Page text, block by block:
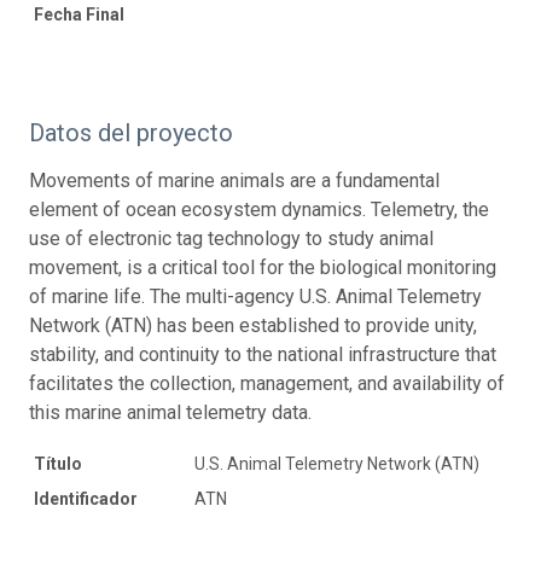
Fecha Final
Datos del proyecto
Movements of marine animals are a fundamental
element of ocean ecosystem dynamics. Telemetry, the
use of electronic tag technology to study animal
movement, is a critical tool for the biological monitoring
of marine life. The multi-agency U.S. Animal Telemetry
Network (ATN) has been established to provide unity,
stability, and continuity to the national infrastructure that
facilitates the collection, management, and availability of
this marine animal telemetry data.
Título
U.S. Animal Telemetry Network (ATN)
Identificador
ATN